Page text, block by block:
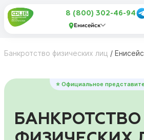
8 (800) 302-46-94
Енисейск
Банкротство физических лиц /
⭐ Официальное
БАНКРОТСТВО